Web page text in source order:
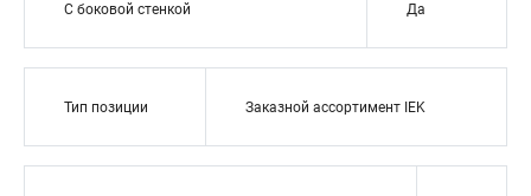
С боковой стенкой Да
Тип позиции Заказной ассортимент IEK